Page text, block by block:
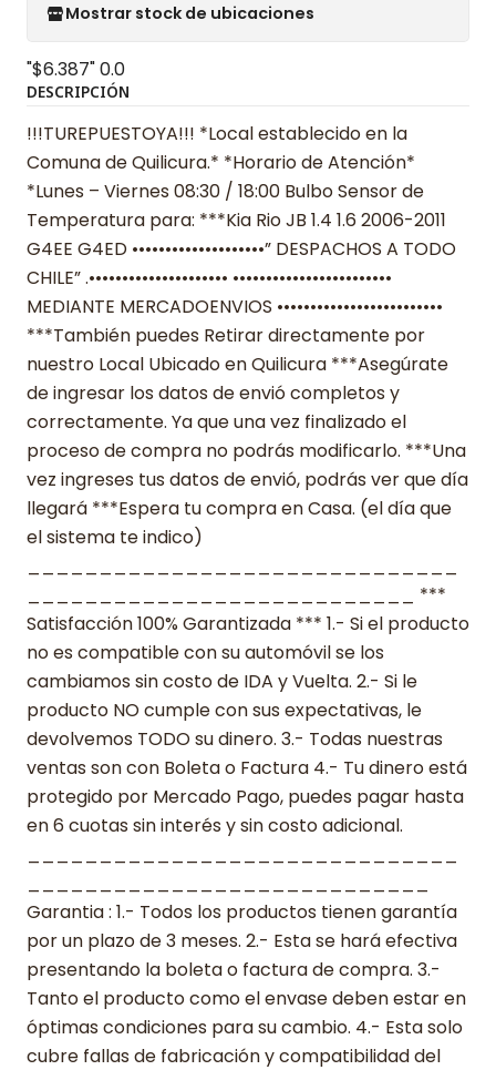
Mostrar stock de ubicaciones
"$6.387"0.0
DESCRIPCIÓN
!!!TUREPUESTOYA!!! *Local establecido en la
Comuna de Quilicura.* *Horario de Atención*
*Lunes – Viernes 08:30 / 18:00 Bulbo Sensor de
Temperatura para: ***Kia Rio JB 1.4 1.6 2006-2011
G4EE G4ED ••••••••••••••••••••” DESPACHOS A TODO
CHILE” .••••••••••••••••••••• ••••••••••••••••••••••••
MEDIANTE MERCADOENVIOS •••••••••••••••••••••••••
***También puedes Retirar directamente por
nuestro Local Ubicado en Quilicura ***Asegúrate
de ingresar los datos de envió completos y
correctamente. Ya que una vez finalizado el
proceso de compra no podrás modificarlo. ***Una
vez ingreses tus datos de envió, podrás ver que día
llegará ***Espera tu compra en Casa. (el día que
el sistema te indico)
___________________________ ***
Satisfacción 100% Garantizada *** 1.- Si el producto
no es compatible con su automóvil se los
cambiamos sin costo de IDA y Vuelta. 2.- Si le
producto NO cumple con sus expectativas, le
devolvemos TODO su dinero. 3.- Todas nuestras
ventas son con Boleta o Factura 4.- Tu dinero está
protegido por Mercado Pago, puedes pagar hasta
en 6 cuotas sin interés y sin costo adicional.
Garantia : 1.- Todos los productos tienen garantía
por un plazo de 3 meses. 2.- Esta se hará efectiva
presentando la boleta o factura de compra. 3.-
Tanto el producto como el envase deben estar en
óptimas condiciones para su cambio. 4.- Esta solo
cubre fallas de fabricación y compatibilidad del